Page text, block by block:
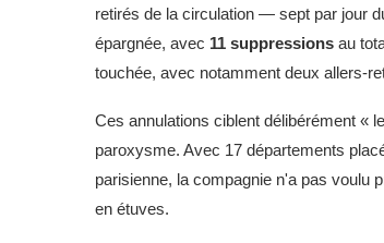
retirés de la circulation — sept par jour
épargnée, avec 11 suppressions au
touchée, avec notamment deux allers-
Ces annulations ciblent délibérément «
paroxysme. Avec 17 départements
parisienne, la compagnie n'a pas voulu
en étuves.